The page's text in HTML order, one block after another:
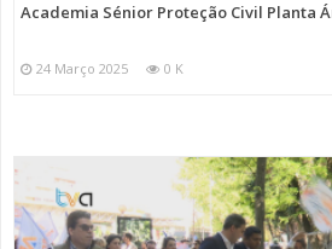
Academia Sénior Proteção Civil Planta
24 Março 2025 0 K